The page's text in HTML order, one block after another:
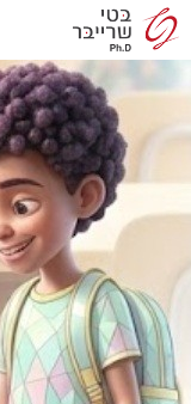
14 באפריל 2026
והבעה